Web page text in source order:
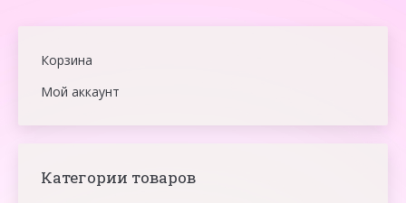
Корзина
Мой аккаунт
Категории товаров